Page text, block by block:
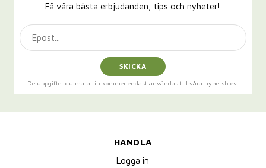
Få våra bästa erbjudanden, tips och nyheter!
SKICKA
De uppgifter du matar in kommer endast användas till våra nyhetsbrev.
HANDLA
Logga in